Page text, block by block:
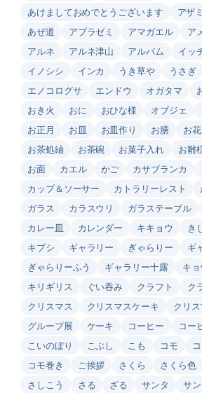
あけましておめでとうございます
アザミ
あぜ道
アブラゼミ アマガエル
ア
アルネ
アルネ津山 アルバム イッ
イノシシ
インカ うき草や うさぎ
エノコログサ
エンドウ オガタマ
おき火
おに おひな様 オブジェ
お正月
お皿 お皿作り お膳 お
お茶処紬
お茶碗 お菓子入れ お雛
お面
カエル かご カサブランカ
カップ＆ソーサー
カトラリーレスト
ガラス
カラスウリ ガラステーブル
カレー皿
カレンダー キキョウ き
キブシ
ギャラリー ぎゃらりー
ギ
ぎゃらりーふう
ギャラリー十露
キ
キリギリス
ぐい吞み クラフト
ク
クリスマス
クリスマスケーキ
クリ
グループ展
ケーキ コーヒー コー
こいのぼり
こぶし こも コモ
コモ巻き
ご挨拶 さくら さくら色
さしこう
さる ざる サンタ
サ